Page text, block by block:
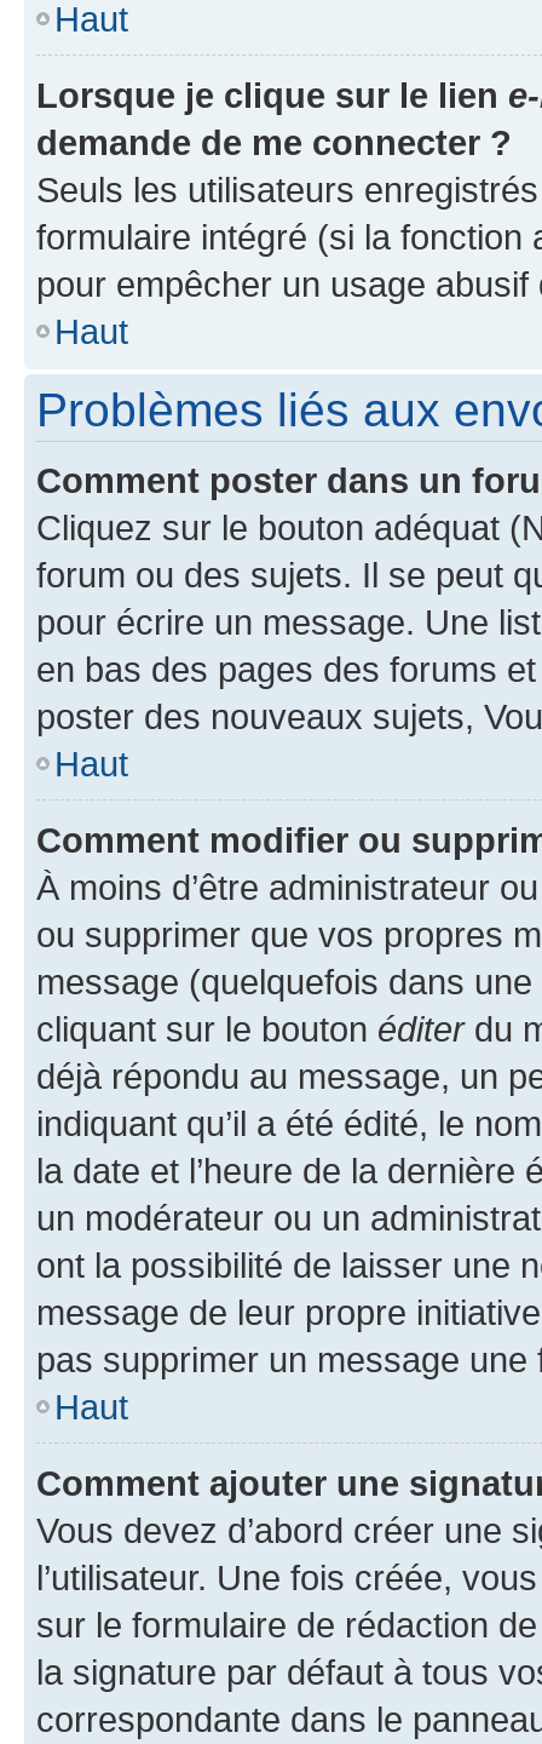
Haut
Lorsque je clique sur le lien
demande de me connecter ?
Seuls les utilisateurs
formulaire intégré (si la fonction
pour empêcher un usage
Haut
Problèmes liés aux
Comment poster dans un
Cliquez sur le bouton adéquat
forum ou des sujets. Il se peut
pour écrire un message. Une
en bas des pages des forums
poster des nouveaux sujets,
Haut
Comment modifier ou
À moins d’être administrateur
ou supprimer que vos propres
message (quelquefois dans
cliquant sur le bouton éditerdu
déjà répondu au message, un
indiquant qu’il a été édité, le
la date et l’heure de la dernière
un modérateur ou un
ont la possibilité de laisser une
message de leur propre
pas supprimer un message une
Haut
Comment ajouter une
Vous devez d’abord créer une
l’utilisateur. Une fois créée,
sur le formulaire de rédaction
la signature par défaut à tous
correspondante dans le